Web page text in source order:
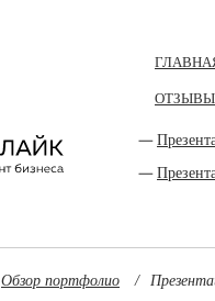
Обзор портфолио /